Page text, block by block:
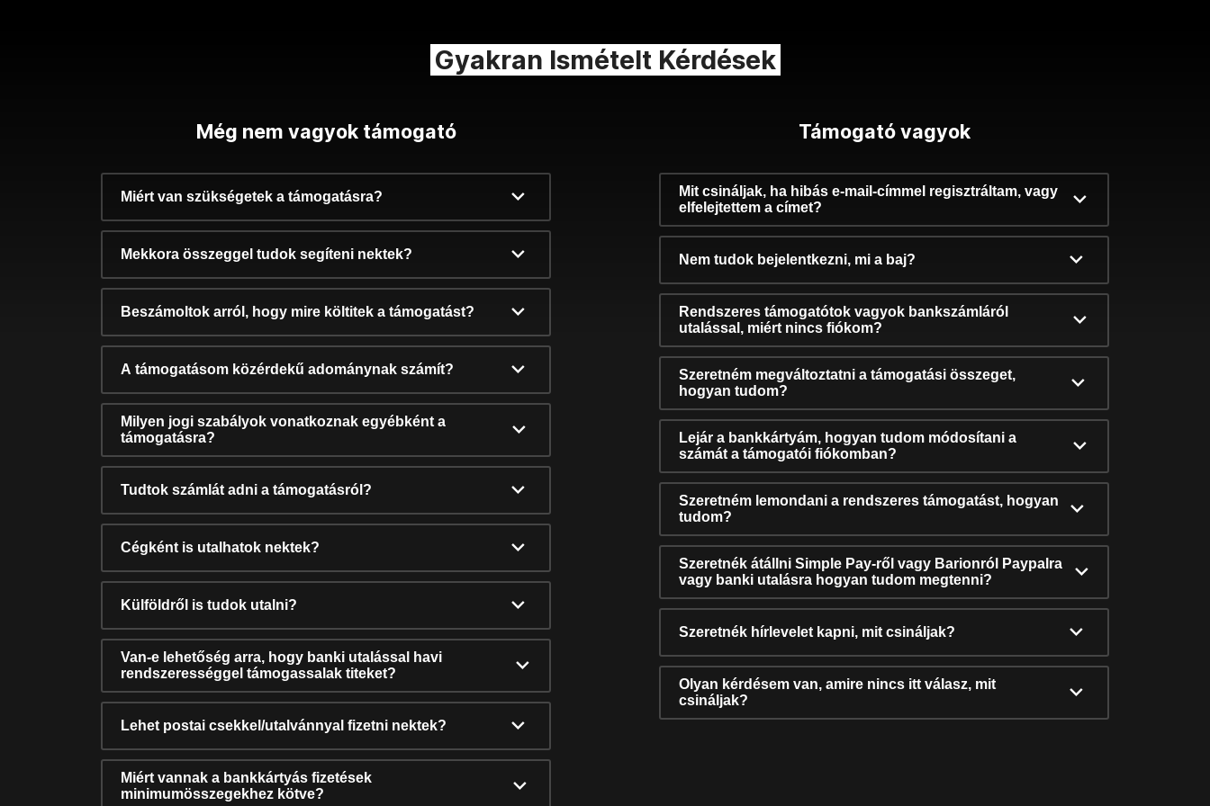
Gyakran Ismételt Kérdések
Még nem vagyok támogató
Miért van szükségetek a támogatásra?
Mekkora összeggel tudok segíteni nektek?
Beszámoltok arról, hogy mire költitek a támogatást?
A támogatásom közérdekű adománynak számít?
Milyen jogi szabályok vonatkoznak egyébként a
támogatásra?
Tudtok számlát adni a támogatásról?
Cégként is utalhatok nektek?
Külföldről is tudok utalni?
Van-e lehetőség arra, hogy banki utalással havi
rendszerességgel támogassalak titeket?
Lehet postai csekkel/utalvánnyal fizetni nektek?
Miért vannak a bankkártyás fizetések
minimumösszegekhez kötve?
Támogató vagyok
Mit csináljak, ha hibás e-mail-címmel regisztráltam, vagy
elfelejtettem a címet?
Nem tudok bejelentkezni, mi a baj?
Rendszeres támogatótok vagyok bankszámláról
utalással, miért nincs fiókom?
Szeretném megváltoztatni a támogatási összeget,
hogyan tudom?
Lejár a bankkártyám, hogyan tudom módosítani a
számát a támogatói fiókomban?
Szeretném lemondani a rendszeres támogatást, hogyan
tudom?
Szeretnék átállni Simple Pay-ről vagy Barionról Paypalra
vagy banki utalásra hogyan tudom megtenni?
Szeretnék hírlevelet kapni, mit csináljak?
Olyan kérdésem van, amire nincs itt válasz, mit
csináljak?